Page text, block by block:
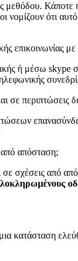
μεθόδου.
νομίζουν ότι
επικοινωνίας
ή μέσω skype
σε περιπτώσεις
από απόσταση;
σχέσεις από
κατάσταση